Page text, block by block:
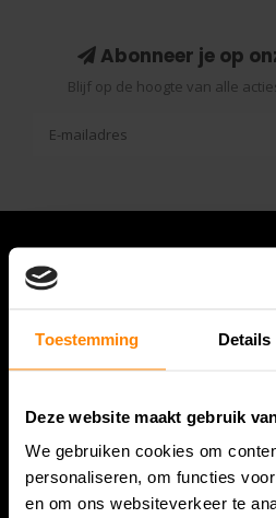
Toestemming Details
Deze website maakt gebruik
We gebruiken cookies om
personaliseren, om functies
en om ons websiteverkeer te
Abonneer je op
Blijf op de hoogte van alle
Bespanracket.nl is dé